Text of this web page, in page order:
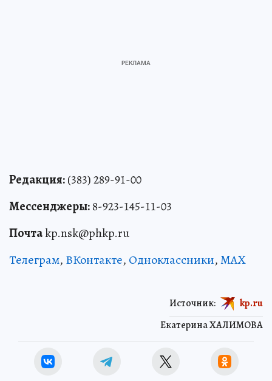
Редакция:(383) 289-91-00
Мессенджеры:8-923-145-11-03
Почтаkp.nsk@phkp.ru
Телеграм, ВКонтакте, Одноклассники,MAX
Екатерина ХАЛИМОВА
Источник: kp.ru